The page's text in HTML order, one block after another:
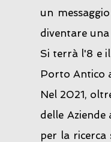
un
diventare
Si terrà l'8 e
Porto Antico
Nel 2021,
delle
per la